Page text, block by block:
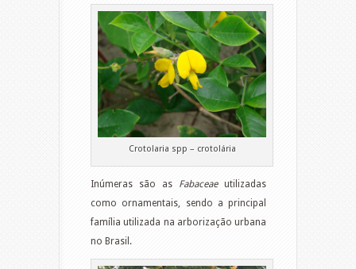
Crotolaria spp – crotolária
Inúmeras são as Fabaceaeutilizadas
como ornamentais, sendo a principal
família utilizada na arborização urbana
no Brasil.